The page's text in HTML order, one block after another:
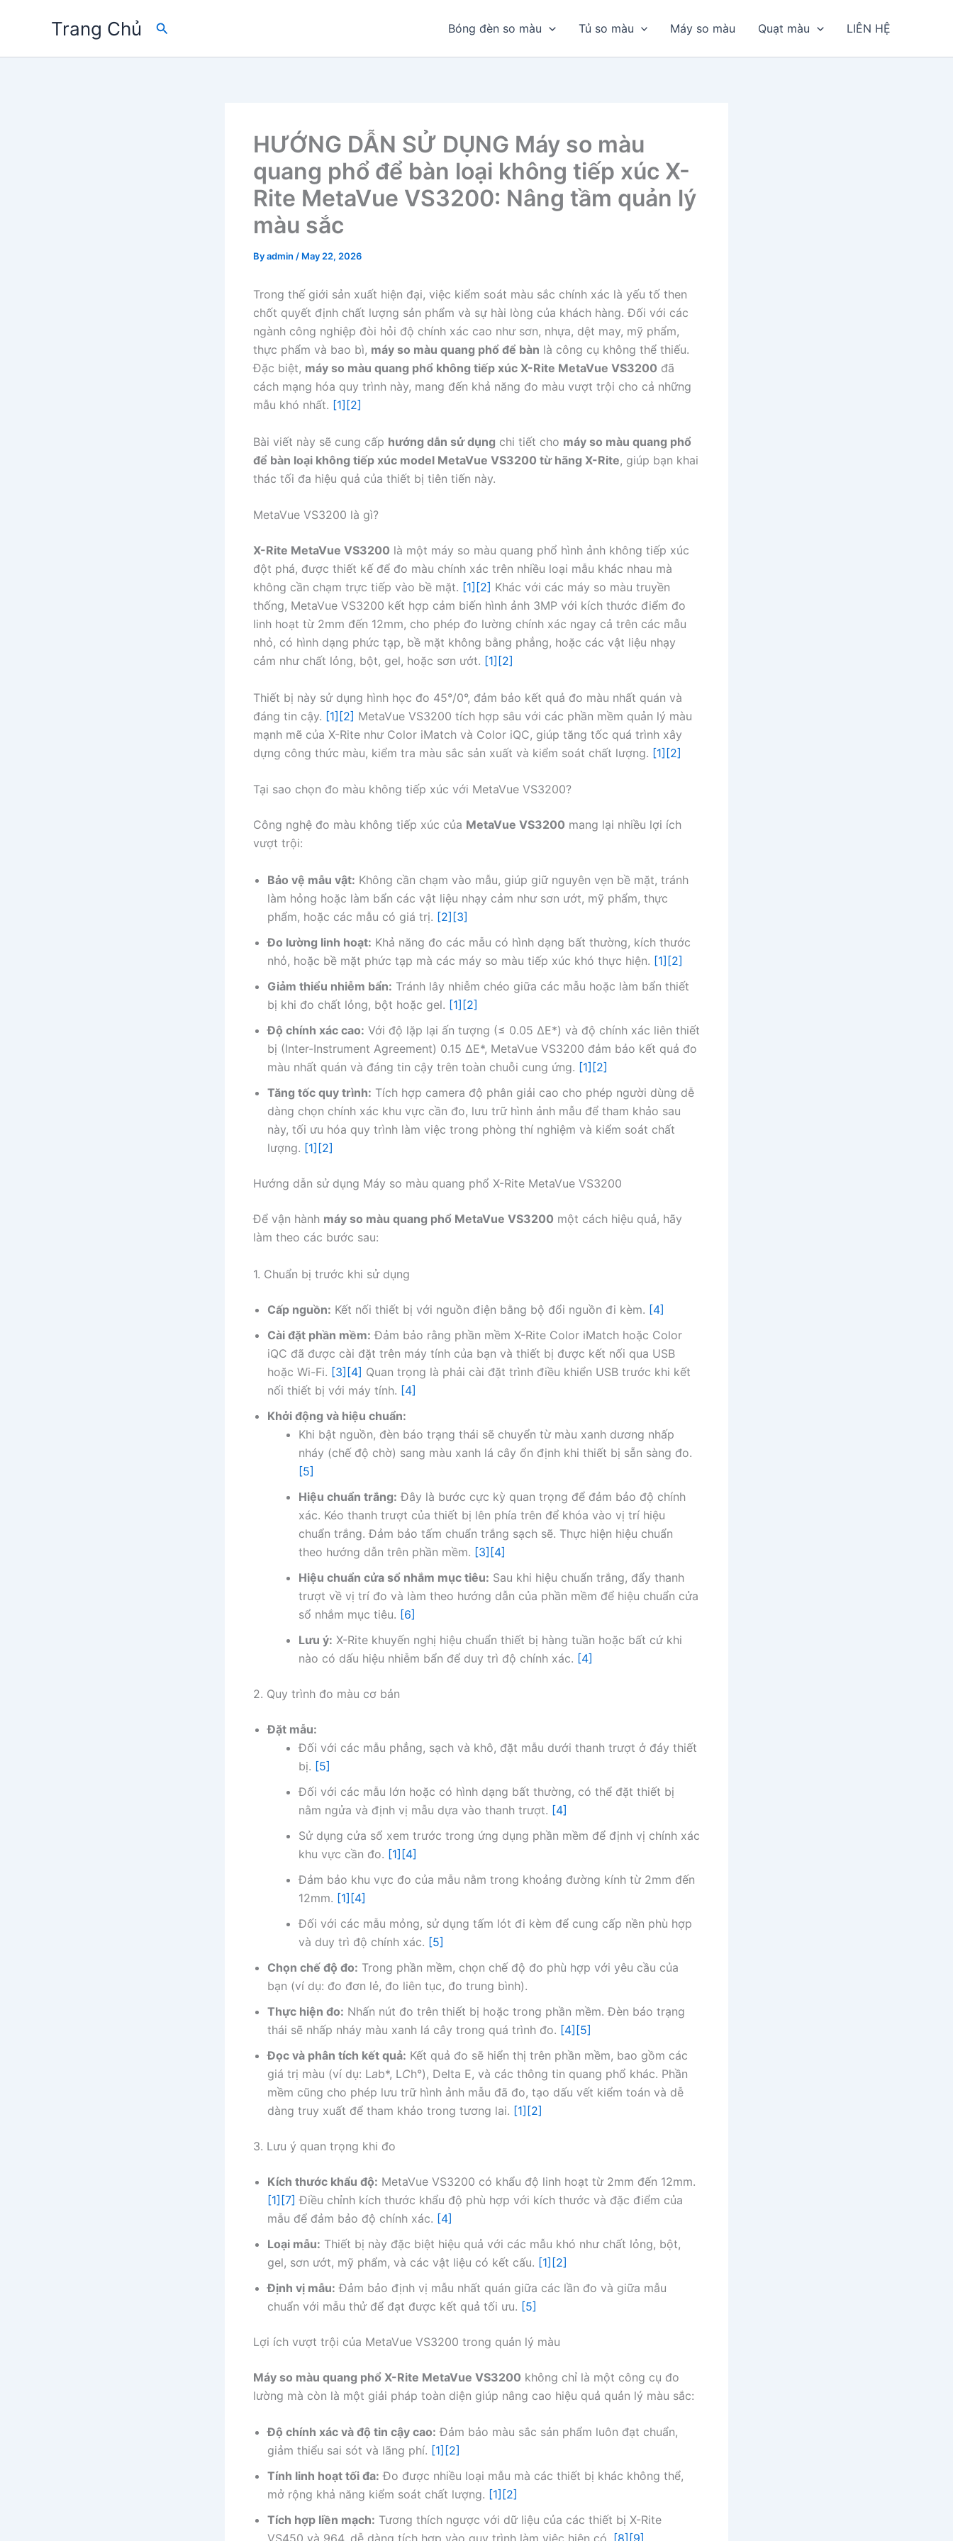
Trang Chủ Search Bóng đèn so màu Tủ so màu Máy so màu Quạt màu LIÊN HỆ
HƯỚNG DẪN SỬ DỤNG Máy so màu
quang phổ để bàn loại không tiếp xúc X-
Rite MetaVue VS3200: Nâng tầm quản lý
màu sắc
Byadmin / May 22, 2026
Trong thế giới sản xuất hiện đại, việc kiểm soát màu sắc chính xác là yếu tố then
chốt quyết định chất lượng sản phẩm và sự hài lòng của khách hàng. Đối với các
ngành công nghiệp đòi hỏi độ chính xác cao như sơn, nhựa, dệt may, mỹ phẩm,
thực phẩm và bao bì, máy so màu quang phổ để bàn là công cụ không thể thiếu.
Đặc biệt, máy so màu quang phổ không tiếp xúc X-Rite MetaVue VS3200 đã
cách mạng hóa quy trình này, mang đến khả năng đo màu vượt trội cho cả những
mẫu khó nhất. [1] [2]
Bài viết này sẽ cung cấp hướng dẫn sử dụng chi tiết cho máy so màu quang phổ
để bàn loại không tiếp xúc model MetaVue VS3200 từ hãng X-Rite, giúp bạn khai
thác tối đa hiệu quả của thiết bị tiên tiến này.
MetaVue VS3200 là gì?
X-Rite MetaVue VS3200 là một máy so màu quang phổ hình ảnh không tiếp xúc
đột phá, được thiết kế để đo màu chính xác trên nhiều loại mẫu khác nhau mà
không cần chạm trực tiếp vào bề mặt. [1] [2] Khác với các máy so màu truyền
thống, MetaVue VS3200 kết hợp cảm biến hình ảnh 3MP với kích thước điểm đo
linh hoạt từ 2mm đến 12mm, cho phép đo lường chính xác ngay cả trên các mẫu
nhỏ, có hình dạng phức tạp, bề mặt không bằng phẳng, hoặc các vật liệu nhạy
cảm như chất lỏng, bột, gel, hoặc sơn ướt. [1] [2]
Thiết bị này sử dụng hình học đo 45°/0°, đảm bảo kết quả đo màu nhất quán và
đáng tin cậy. [1][2] MetaVue VS3200 tích hợp sâu với các phần mềm quản lý màu
mạnh mẽ của X-Rite như Color iMatch và Color iQC, giúp tăng tốc quá trình xây
dựng công thức màu, kiểm tra màu sắc sản xuất và kiểm soát chất lượng. [1][2]
Tại sao chọn đo màu không tiếp xúc với MetaVue VS3200?
Công nghệ đo màu không tiếp xúc của MetaVue VS3200 mang lại nhiều lợi ích
vượt trội:
Bảo vệ mẫu vật: Không cần chạm vào mẫu, giúp giữ nguyên vẹn bề mặt, tránh
làm hỏng hoặc làm bẩn các vật liệu nhạy cảm như sơn ướt, mỹ phẩm, thực
phẩm, hoặc các mẫu có giá trị. [2][3]
Đo lường linh hoạt: Khả năng đo các mẫu có hình dạng bất thường, kích thước
nhỏ, hoặc bề mặt phức tạp mà các máy so màu tiếp xúc khó thực hiện. [1][2]
Giảm thiểu nhiễm bẩn: Tránh lây nhiễm chéo giữa các mẫu hoặc làm bẩn thiết
bị khi đo chất lỏng, bột hoặc gel. [1][2]
Độ chính xác cao: Với độ lặp lại ấn tượng (≤ 0.05 ΔE*) và độ chính xác liên thiết
bị (Inter-Instrument Agreement) 0.15 ΔE*, MetaVue VS3200 đảm bảo kết quả đo
màu nhất quán và đáng tin cậy trên toàn chuỗi cung ứng. [1][2]
Tăng tốc quy trình: Tích hợp camera độ phân giải cao cho phép người dùng dễ
dàng chọn chính xác khu vực cần đo, lưu trữ hình ảnh mẫu để tham khảo sau
này, tối ưu hóa quy trình làm việc trong phòng thí nghiệm và kiểm soát chất
lượng. [1][2]
Hướng dẫn sử dụng Máy so màu quang phổ X-Rite MetaVue VS3200
Để vận hành máy so màu quang phổ MetaVue VS3200 một cách hiệu quả, hãy
làm theo các bước sau:
1. Chuẩn bị trước khi sử dụng
Cấp nguồn: Kết nối thiết bị với nguồn điện bằng bộ đổi nguồn đi kèm. [4]
Cài đặt phần mềm: Đảm bảo rằng phần mềm X-Rite Color iMatch hoặc Color
iQC đã được cài đặt trên máy tính của bạn và thiết bị được kết nối qua USB
hoặc Wi-Fi. [3][4] Quan trọng là phải cài đặt trình điều khiển USB trước khi kết
nối thiết bị với máy tính. [4]
Khởi động và hiệu chuẩn:
Khi bật nguồn, đèn báo trạng thái sẽ chuyển từ màu xanh dương nhấp
nháy (chế độ chờ) sang màu xanh lá cây ổn định khi thiết bị sẵn sàng đo.
[5]
Hiệu chuẩn trắng: Đây là bước cực kỳ quan trọng để đảm bảo độ chính
xác. Kéo thanh trượt của thiết bị lên phía trên để khóa vào vị trí hiệu
chuẩn trắng. Đảm bảo tấm chuẩn trắng sạch sẽ. Thực hiện hiệu chuẩn
theo hướng dẫn trên phần mềm. [3][4]
Hiệu chuẩn cửa sổ nhắm mục tiêu: Sau khi hiệu chuẩn trắng, đẩy thanh
trượt về vị trí đo và làm theo hướng dẫn của phần mềm để hiệu chuẩn cửa
sổ nhắm mục tiêu. [6]
Lưu ý: X-Rite khuyến nghị hiệu chuẩn thiết bị hàng tuần hoặc bất cứ khi
nào có dấu hiệu nhiễm bẩn để duy trì độ chính xác. [4]
2. Quy trình đo màu cơ bản
Đặt mẫu:
Đối với các mẫu phẳng, sạch và khô, đặt mẫu dưới thanh trượt ở đáy thiết
bị. [5]
Đối với các mẫu lớn hoặc có hình dạng bất thường, có thể đặt thiết bị
nằm ngửa và định vị mẫu dựa vào thanh trượt. [4]
Sử dụng cửa sổ xem trước trong ứng dụng phần mềm để định vị chính xác
khu vực cần đo. [1][4]
Đảm bảo khu vực đo của mẫu nằm trong khoảng đường kính từ 2mm đến
12mm. [1][4]
Đối với các mẫu mỏng, sử dụng tấm lót đi kèm để cung cấp nền phù hợp
và duy trì độ chính xác. [5]
Chọn chế độ đo: Trong phần mềm, chọn chế độ đo phù hợp với yêu cầu của
bạn (ví dụ: đo đơn lẻ, đo liên tục, đo trung bình).
Thực hiện đo: Nhấn nút đo trên thiết bị hoặc trong phần mềm. Đèn báo trạng
thái sẽ nhấp nháy màu xanh lá cây trong quá trình đo. [4][5]
Đọc và phân tích kết quả: Kết quả đo sẽ hiển thị trên phần mềm, bao gồm các
giá trị màu (ví dụ: Lab*, LCh°), Delta E, và các thông tin quang phổ khác. Phần
mềm cũng cho phép lưu trữ hình ảnh mẫu đã đo, tạo dấu vết kiểm toán và dễ
dàng truy xuất để tham khảo trong tương lai. [1][2]
3. Lưu ý quan trọng khi đo
Kích thước khẩu độ: MetaVue VS3200 có khẩu độ linh hoạt từ 2mm đến 12mm.
[1][7] Điều chỉnh kích thước khẩu độ phù hợp với kích thước và đặc điểm của
mẫu để đảm bảo độ chính xác. [4]
Loại mẫu: Thiết bị này đặc biệt hiệu quả với các mẫu khó như chất lỏng, bột,
gel, sơn ướt, mỹ phẩm, và các vật liệu có kết cấu. [1][2]
Định vị mẫu: Đảm bảo định vị mẫu nhất quán giữa các lần đo và giữa mẫu
chuẩn với mẫu thử để đạt được kết quả tối ưu. [5]
Lợi ích vượt trội của MetaVue VS3200 trong quản lý màu
Máy so màu quang phổ X-Rite MetaVue VS3200 không chỉ là một công cụ đo
lường mà còn là một giải pháp toàn diện giúp nâng cao hiệu quả quản lý màu sắc:
Độ chính xác và độ tin cậy cao: Đảm bảo màu sắc sản phẩm luôn đạt chuẩn,
giảm thiểu sai sót và lãng phí. [1] [2]
Tính linh hoạt tối đa: Đo được nhiều loại mẫu mà các thiết bị khác không thể,
mở rộng khả năng kiểm soát chất lượng. [1] [2]
Tích hợp liền mạch: Tương thích ngược với dữ liệu của các thiết bị X-Rite